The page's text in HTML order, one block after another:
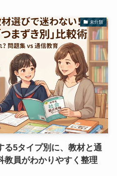
未分類
る5タイプ別に、教材と通
教員がわかりやすく整理